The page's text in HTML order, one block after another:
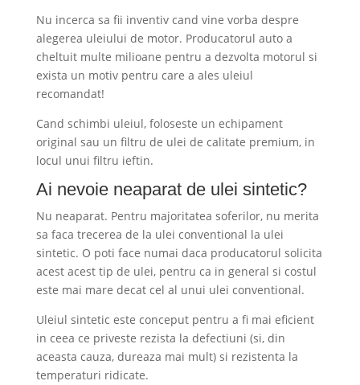
Nu incerca sa fii inventiv cand vine vorba despre
alegerea uleiului de motor. Producatorul auto a
cheltuit multe milioane pentru a dezvolta motorul si
exista un motiv pentru care a ales uleiul
recomandat!
Cand schimbi uleiul, foloseste un echipament
original sau un filtru de ulei de calitate premium, in
locul unui filtru ieftin.
Ai nevoie neaparat de ulei sintetic?
Nu neaparat. Pentru majoritatea soferilor, nu merita
sa faca trecerea de la ulei conventional la ulei
sintetic. O poti face numai daca producatorul solicita
acest acest tip de ulei, pentru ca in general si costul
este mai mare decat cel al unui ulei conventional.
Uleiul sintetic este conceput pentru a fi mai eficient
in ceea ce priveste rezista la defectiuni (si, din
aceasta cauza, dureaza mai mult) si rezistenta la
temperaturi ridicate.